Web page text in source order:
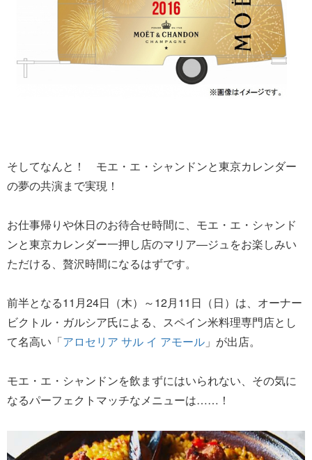
そしてなんと！ モエ・エ・シャンドンと東京カレンダー
の夢の共演まで実現！
お仕事帰りや休日のお待合せ時間に、モエ・エ・シャンド
ンと東京カレンダー一押し店のマリア―ジュをお楽しみい
ただける、贅沢時間になるはずです。
前半となる11月24日（木）～12月11日（日）は、オーナー
ビクトル・ガルシア氏による、スペイン米料理専門店とし
て名高い「アロセリア サル イ アモール 」が出店。
モエ・エ・シャンドンを飲まずにはいられない、その気に
なるパーフェクトマッチなメニューは……！